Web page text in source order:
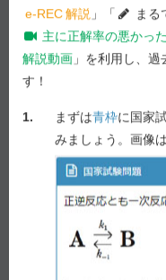
e-REC解説 」「
まる
主に正解率の悪かっ
解説動画 」を利用し、
す！
1. まずは青枠に国家
みましょう。画像
験問題
一般 実践問題 - 問
前の問へ
未ブックマーク
国家試験問題
医薬品の適正使用の
もPMS（製造販売後